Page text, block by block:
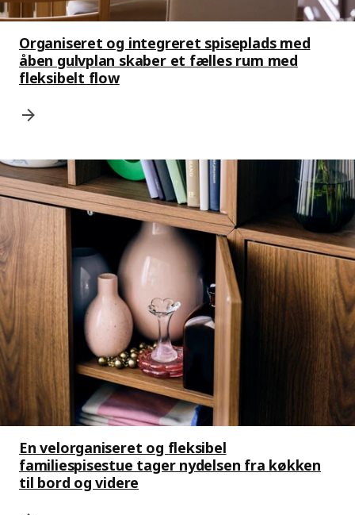
Organiseret og integreret spiseplads med
åben gulvplan skaber et fælles rum med
fleksibelt flow
En velorganiseret og fleksibel
familiespisestue tager nydelsen fra køkken
til bord og videre